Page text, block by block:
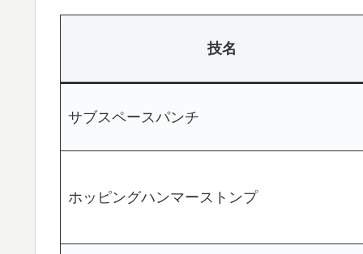
技名
サブスペースパンチ
ホッピングハンマーストンプ